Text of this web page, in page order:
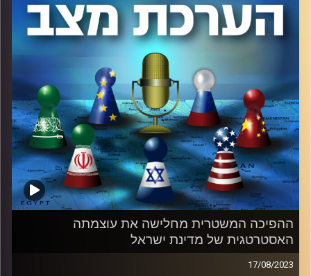
בהשתתפות אלוף (מיל.) עמוס גלעד, ראש המכון למדיניות
ואסטרטגיה באוניברסיטת רייכמן, וד"ר שי הר-צבי, חוקר בכיר,
ראש התחום הבינלאומי והמזרח התיכון במכון למדיניות
ואסטרטגיה באוניברסיטת רייכמן.
קרדיט תמונות:המכון למדיניות ואסטרטגיה
ההפיכה המשטרית מחלישה את עוצמתה
האסטרטגית של מדינת ישראל
17/08/2023